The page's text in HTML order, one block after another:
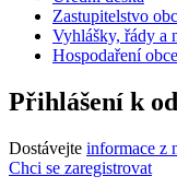
Zastupitelstvo
Vyhlášky, řády a
Hospodaření obce
Přihlášení k
Dostávejte informace z
Chci se zaregistrovat